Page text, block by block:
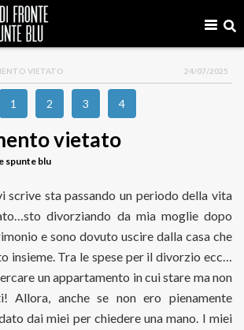
VIETATO 24/07/2025
1 2 3 4
vietato
spunte blu
scrive sta passando un periodo della vita
divorziando da mia moglie dopo
e sono dovuto uscire dalla casa che
insieme. Tra le spese per il divorzio ecc…
un appartamento in cui stare ma non
anche se non ero pienamente
dai miei per chiedere una mano. I miei